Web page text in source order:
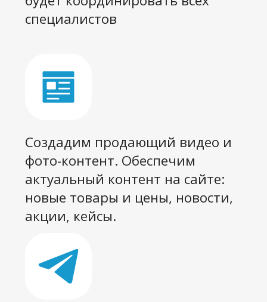
Но вы не понимаете как
работают ваши маркетологи, и
нет ресурсов на оптимизацию
У вас есть